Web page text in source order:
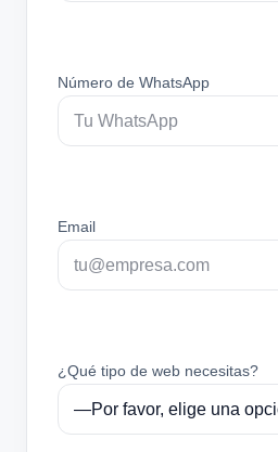
Número de WhatsApp
Email
¿Qué tipo de web necesitas?